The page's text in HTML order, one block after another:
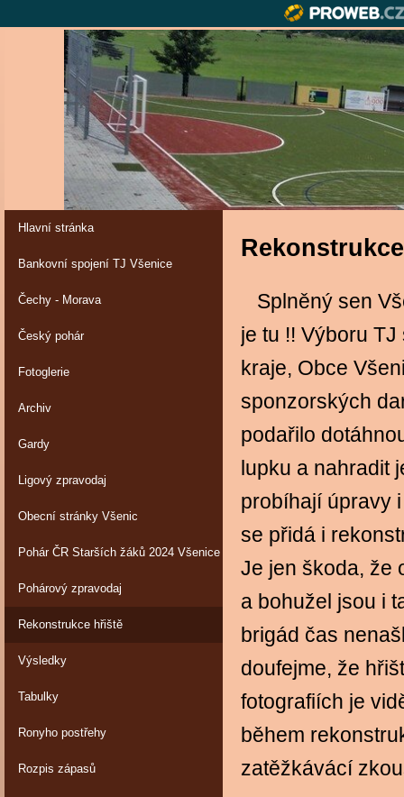
Hlavní stránka
Bankovní spojení TJ Všenice
Čechy - Morava
Český pohár
Fotoglerie
Archiv
Gardy
Ligový zpravodaj
Obecní stránky Všenic
Pohár ČR Starších žáků 2024 Všenice
Pohárový zpravodaj
Rekonstrukce hřiště
Výsledky
Tabulky
Ronyho postřehy
Rozpis zápasů
Splněný sen
je tu !! Výboru
kraje, Obce
sponzorských
podařilo
lupku a nahradit
probíhají úpravy
se přidá i
Je jen škoda, že
a bohužel jsou i
brigád čas
doufejme, že
fotografiích je
během
zatěžkávácí